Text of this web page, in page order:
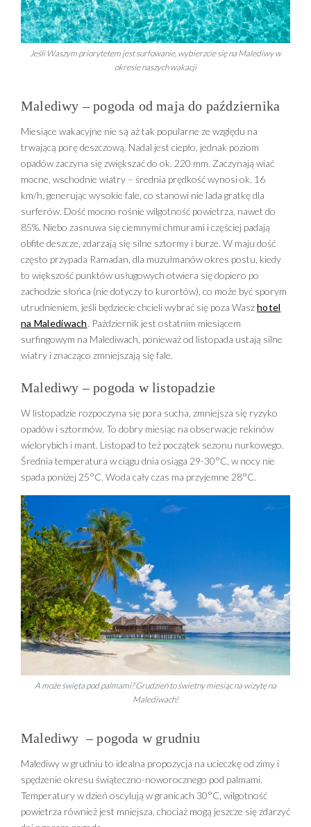
Jeśli Waszym priorytetem jest surfowanie, wybierzcie się na Malediwy w
okresie naszych wakacji
Malediwy – pogoda od maja do października
Miesiące wakacyjne nie są aż tak popularne ze względu na
trwającą porę deszczową. Nadal jest ciepło, jednak poziom
opadów zaczyna się zwiększać do ok. 220 mm. Zaczynają wiać
mocne, wschodnie wiatry – średnia prędkość wynosi ok. 16
km/h, generując wysokie fale, co stanowi nie lada gratkę dla
surferów. Dość mocno rośnie wilgotność powietrza, nawet do
85%. Niebo zasnuwa się ciemnymi chmurami i częściej padają
obfite deszcze, zdarzają się silne sztormy i burze. W maju dość
często przypada Ramadan, dla muzułmanów okres postu, kiedy
to większość punktów usługowych otwiera się dopiero po
zachodzie słońca (nie dotyczy to kurortów), co może być sporym
utrudnieniem, jeśli będziecie chcieli wybrać się poza Waszhotel
na Malediwach. Październik jest ostatnim miesiącem
surfingowym na Malediwach, ponieważ od listopada ustają silne
wiatry i znacząco zmniejszają się fale.
Malediwy – pogoda w listopadzie
W listopadzie rozpoczyna się pora sucha, zmniejsza się ryzyko
opadów i sztormów. To dobry miesiąc na obserwacje rekinów
wielorybich i mant. Listopad to też początek sezonu nurkowego.
Średnia temperatura w ciągu dnia osiąga 29-30°C, w nocy nie
spada poniżej 25°C. Woda cały czas ma przyjemne 28°C.
A może święta pod palmami? Grudzień to świetny miesiąc na wizytę na
Malediwach!
Malediwy – pogoda w grudniu
Malediwy w grudniu to idealna propozycja na ucieczkę od zimy i
spędzenie okresu świąteczno-noworocznego pod palmami.
Temperatury w dzień oscylują w granicach 30°C, wilgotność
powietrza również jest mniejsza, chociaż mogą jeszcze się zdarzyć